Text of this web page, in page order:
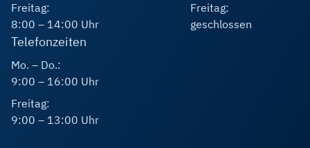
Freitag:
8:00 – 14:00 Uhr
Freitag:
geschlossen
Telefonzeiten
Mo. – Do.:
9:00 – 16:00 Uhr
Freitag:
9:00 – 13:00 Uhr